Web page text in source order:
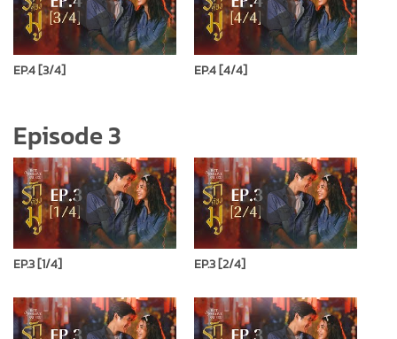
EP.4 [3/4] EP.4 [4/4]
Episode 3
EP.3 [1/4] EP.3 [2/4]